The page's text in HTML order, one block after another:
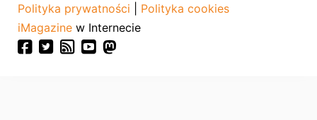
Polityka prywatności
Polityka cookies
iMagazine w Internecie